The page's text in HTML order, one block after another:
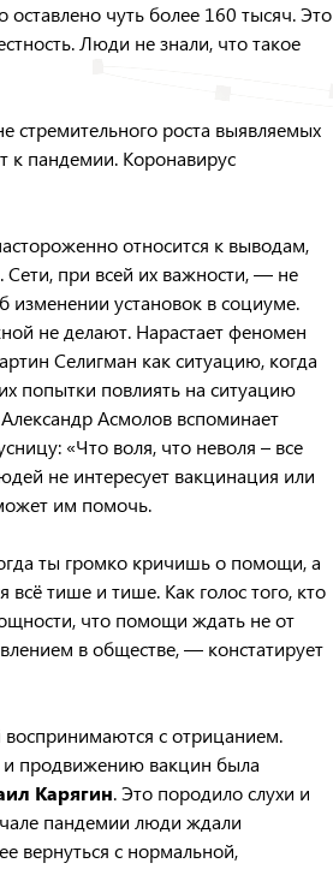
чуть более 160 тысяч. Это
Люди не знали, что такое
роста выявляемых
к пандемии. Коронавирус
относится к выводам,
Сети, при всей их важности, — не
изменении установок в социуме.
не делают. Нарастает феномен
Селигман как ситуацию, когда
попытки повлиять на ситуацию
Асмолов вспоминает
«Что воля, что неволя – все
не интересует вакцинация или
им помочь.
ты громко кричишь о помощи, а
всё тише и тише. Как голос того, кто
что помощи ждать не от
в обществе, — констатирует
с отрицанием.
и продвижению вакцин была
Карягин. Это породило слухи и
пандемии люди ждали
вернуться с нормальной,